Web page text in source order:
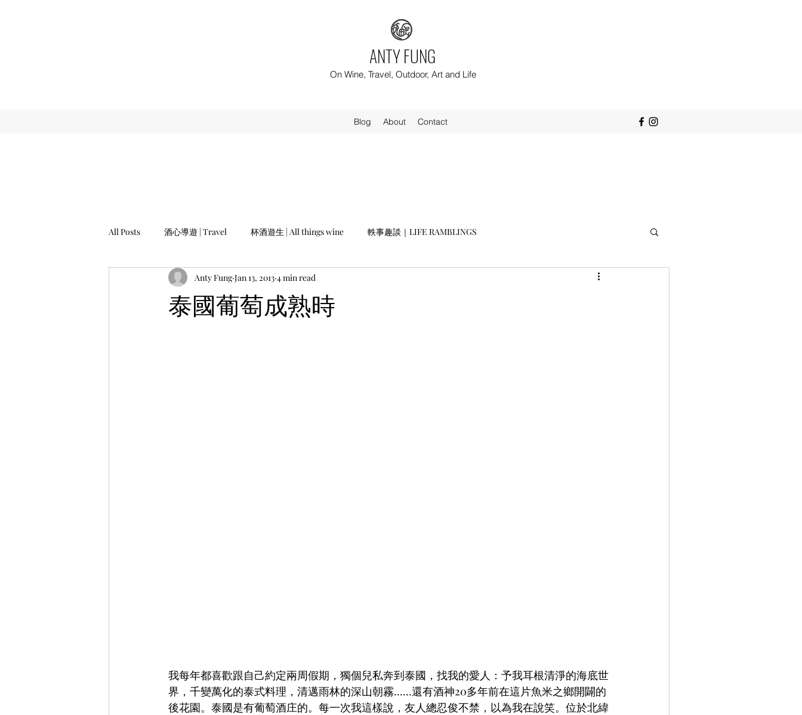
ANTY FUNG
On Wine, Travel, Outdoor, Art and Life
Blog About Contact
All Posts 酒心導遊 | Travel 杯酒遊生 | All things wine 軼事趣談｜LIFE RAMBLINGS
泰國葡萄成熟時
Anty Fung Jan 13, 2013 4 min read
我每年都喜歡跟自己約定兩周假期，獨個兒私奔到泰國，找我的愛人：予我耳根清淨的海底世
界，千變萬化的泰式料理，清邁雨林的深山朝霧……還有酒神20多年前在這片魚米之鄉開闢的
後花園。泰國是有葡萄酒庄的。每一次我這樣說，友人總忍俊不禁，以為我在說笑。位於北緯